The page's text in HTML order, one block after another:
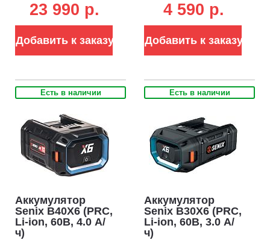
23 990 p.
Добавить к заказу
4 590 p.
Добавить к заказу
Есть в наличии
Аккумулятор
Senix B40X6 (PRC,
Li-ion, 60В, 4.0 А/
ч)
Есть в наличии
Аккумулятор
Senix B30X6 (PRC,
Li-ion, 60В, 3.0 А/
ч)